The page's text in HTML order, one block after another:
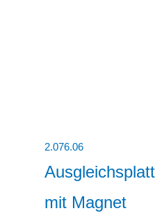
2.076.06
mit Magnet